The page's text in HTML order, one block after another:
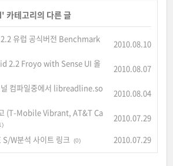
' 카테고리의 다른 글
유럽 공식버전 Benchmark
2010.08.10
2.2 Froyo with Sense UI 올
2010.08.07
컴파일중에서 libreadline.so
2010.08.04
(T-Mobile Vibrant, AT&T Ca
2010.07.29
W분석 사이트 링크
(0) 2010.07.29